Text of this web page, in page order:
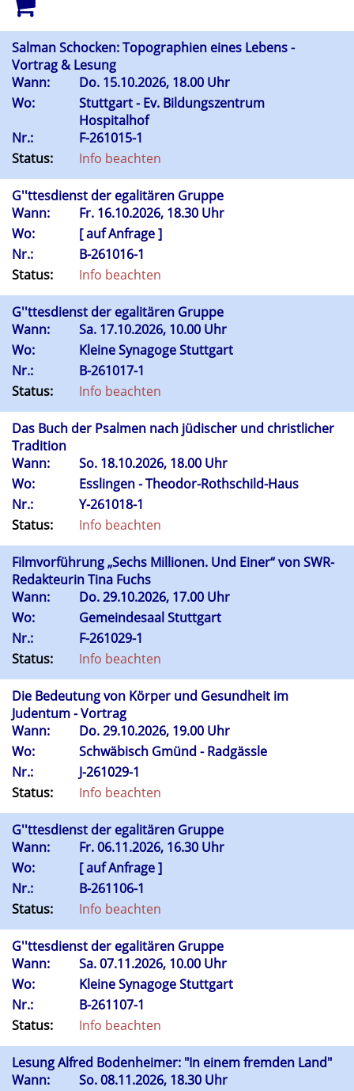
Salman Schocken: Topographien eines Lebens -
Vortrag & Lesung
Wann:
Do. 15.10.2026, 18.00 Uhr
Wo:
Stuttgart - Ev. Bildungszentrum
Hospitalhof
Nr.:
F-261015-1
Status:
Info beachten
G''ttesdienst der egalitären Gruppe
Wann:
Fr. 16.10.2026, 18.30 Uhr
Wo:
[ auf Anfrage ]
Nr.:
B-261016-1
Status:
Info beachten
G''ttesdienst der egalitären Gruppe
Wann:
Sa. 17.10.2026, 10.00 Uhr
Wo:
Kleine Synagoge Stuttgart
Nr.:
B-261017-1
Status:
Info beachten
Das Buch der Psalmen nach jüdischer und christlicher
Tradition
Wann:
So. 18.10.2026, 18.00 Uhr
Wo:
Esslingen - Theodor-Rothschild-Haus
Nr.:
Y-261018-1
Status:
Info beachten
Filmvorführung „Sechs Millionen. Und Einer“ von SWR-
Redakteurin Tina Fuchs
Wann:
Do.29.10.2026, 17.00 Uhr
Wo:
Gemeindesaal Stuttgart
Nr.:
F-261029-1
Status:
Info beachten
Die Bedeutung von Körper und Gesundheit im
Judentum - Vortrag
Wann:
Do.29.10.2026, 19.00 Uhr
Wo:
Schwäbisch Gmünd - Radgässle
Nr.:
J-261029-1
Status:
Info beachten
G''ttesdienst der egalitären Gruppe
Wann:
Fr.06.11.2026, 16.30 Uhr
Wo:
[ auf Anfrage ]
Nr.:
B-261106-1
Status:
Info beachten
G''ttesdienst der egalitären Gruppe
Wann:
Sa.07.11.2026, 10.00 Uhr
Wo:
Kleine Synagoge Stuttgart
Nr.:
B-261107-1
Status:
Info beachten
Lesung Alfred Bodenheimer: "In einem fremden Land"
Wann:
So.08.11.2026, 18.30 Uhr